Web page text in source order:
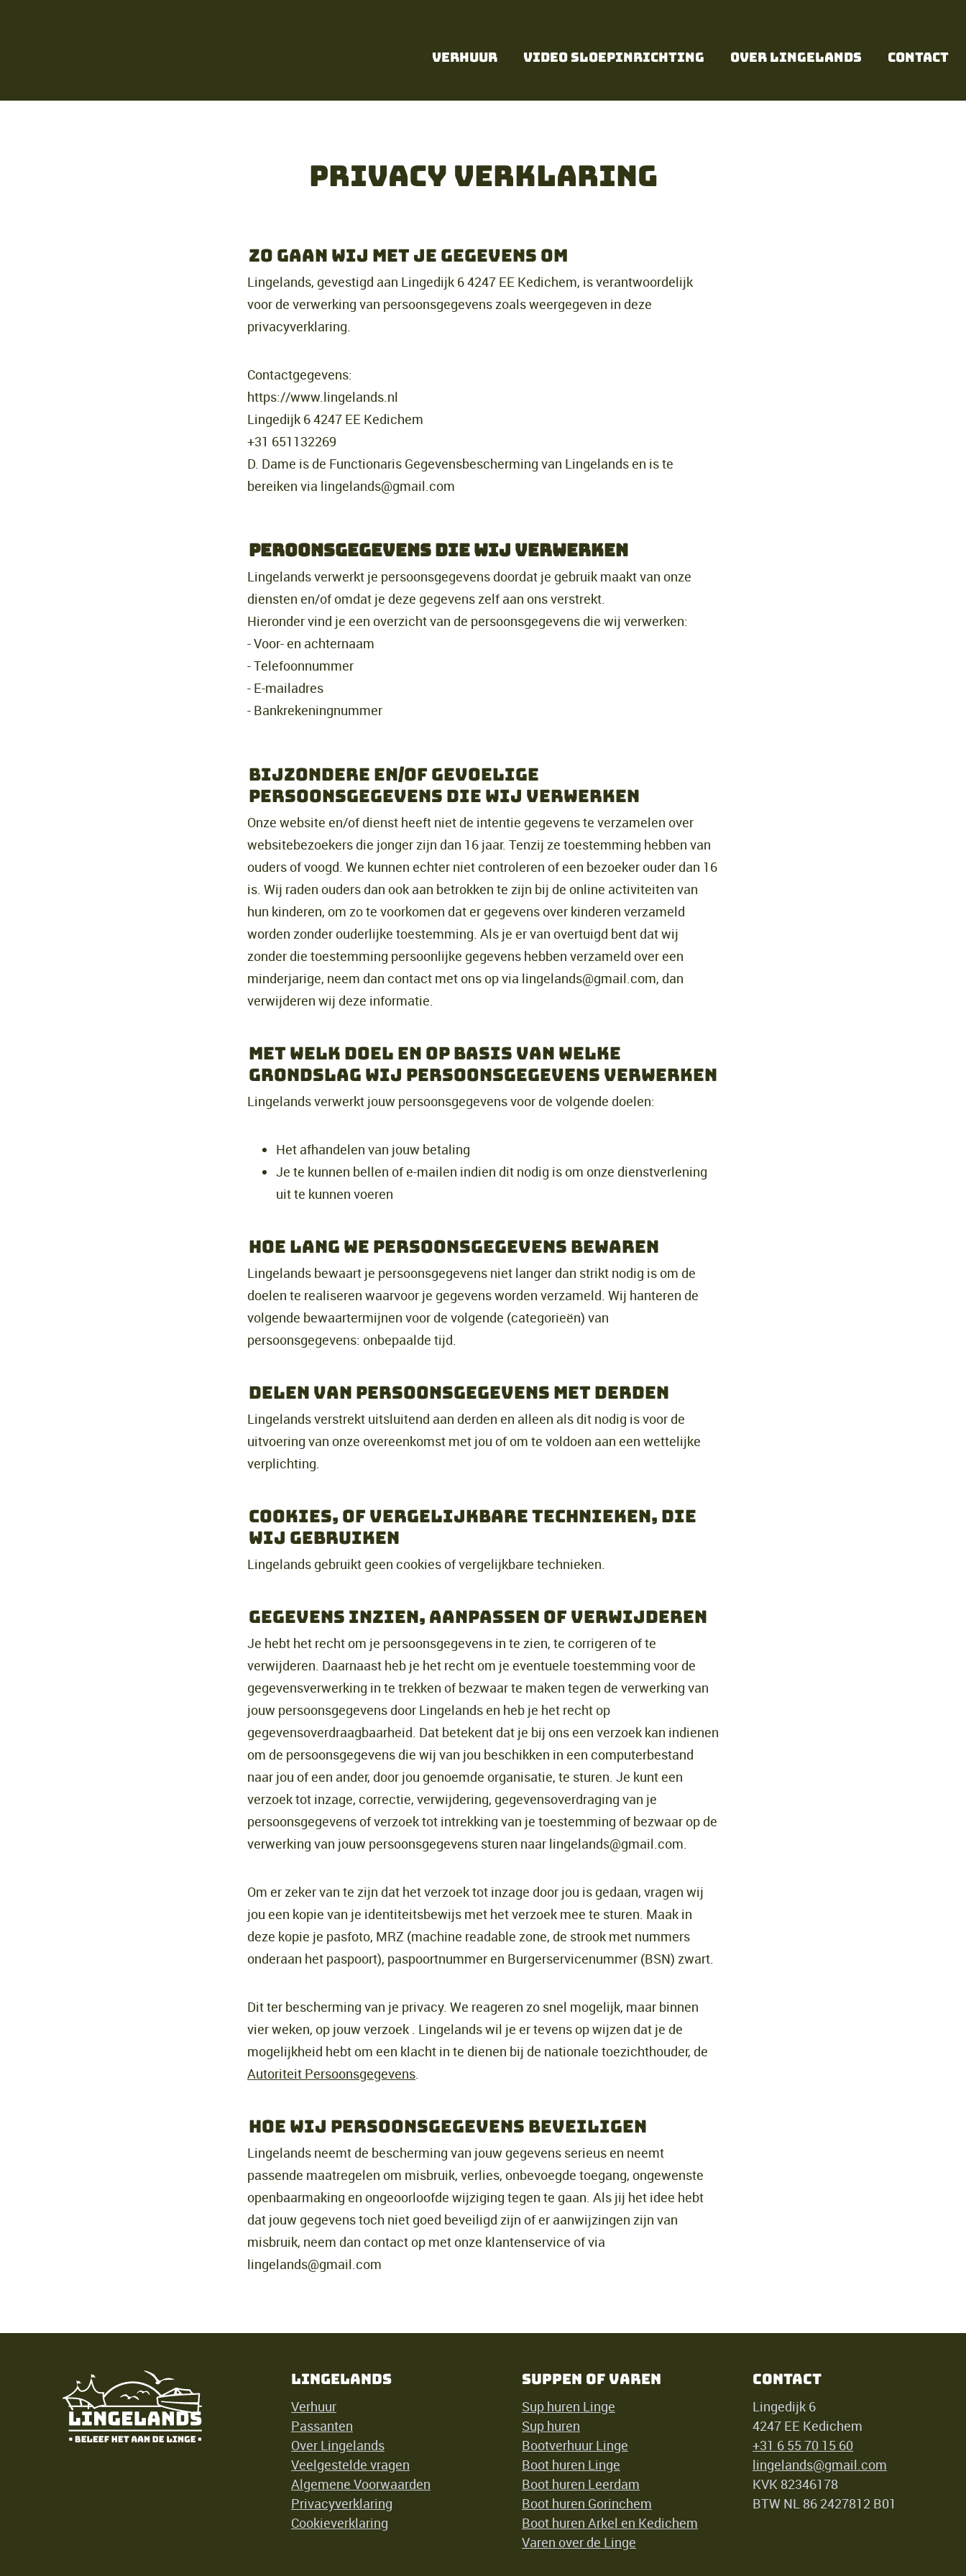
Verhuur video sloepinrichting Over Lingelands Contact
Privacy verklaring
Zo gaan wij met je gegevens om
Lingelands, gevestigd aan Lingedijk 6 4247 EE Kedichem, is verantwoordelijk
voor de verwerking van persoonsgegevens zoals weergegeven in deze
privacyverklaring.
Contactgegevens:
https://www.lingelands.nl
Lingedijk 6 4247 EE Kedichem
+31 651132269
D. Dame is de Functionaris Gegevensbescherming van Lingelands en is te
bereiken via lingelands@gmail.com
Peroonsgegevens die wij verwerken
Lingelands verwerkt je persoonsgegevens doordat je gebruik maakt van onze
diensten en/of omdat je deze gegevens zelf aan ons verstrekt.
Hieronder vind je een overzicht van de persoonsgegevens die wij verwerken:
- Voor- en achternaam
- Telefoonnummer
- E-mailadres
- Bankrekeningnummer
Bijzondere en/of gevoelige
persoonsgegevens die wij verwerken
Onze website en/of dienst heeft niet de intentie gegevens te verzamelen over
websitebezoekers die jonger zijn dan 16 jaar. Tenzij ze toestemming hebben van
ouders of voogd. We kunnen echter niet controleren of een bezoeker ouder dan 16
is. Wij raden ouders dan ook aan betrokken te zijn bij de online activiteiten van
hun kinderen, om zo te voorkomen dat er gegevens over kinderen verzameld
worden zonder ouderlijke toestemming. Als je er van overtuigd bent dat wij
zonder die toestemming persoonlijke gegevens hebben verzameld over een
minderjarige, neem dan contact met ons op via lingelands@gmail.com, dan
verwijderen wij deze informatie.
Met welk doel en op basis van welke
grondslag wij persoonsgegevens verwerken
Lingelands verwerkt jouw persoonsgegevens voor de volgende doelen:
Het afhandelen van jouw betaling
Je te kunnen bellen of e-mailen indien dit nodig is om onze dienstverlening
uit te kunnen voeren
Hoe lang we persoonsgegevens bewaren
Lingelands bewaart je persoonsgegevens niet langer dan strikt nodig is om de
doelen te realiseren waarvoor je gegevens worden verzameld. Wij hanteren de
volgende bewaartermijnen voor de volgende (categorieën) van
persoonsgegevens: onbepaalde tijd.
Delen van persoonsgegevens met derden
Lingelands verstrekt uitsluitend aan derden en alleen als dit nodig is voor de
uitvoering van onze overeenkomst met jou of om te voldoen aan een wettelijke
verplichting.
Cookies, of vergelijkbare technieken, die
wij gebruiken
Lingelands gebruikt geen cookies of vergelijkbare technieken.
Gegevens inzien, aanpassen of verwijderen
Je hebt het recht om je persoonsgegevens in te zien, te corrigeren of te
verwijderen. Daarnaast heb je het recht om je eventuele toestemming voor de
gegevensverwerking in te trekken of bezwaar te maken tegen de verwerking van
jouw persoonsgegevens door Lingelands en heb je het recht op
gegevensoverdraagbaarheid. Dat betekent dat je bij ons een verzoek kan indienen
om de persoonsgegevens die wij van jou beschikken in een computerbestand
naar jou of een ander, door jou genoemde organisatie, te sturen. Je kunt een
verzoek tot inzage, correctie, verwijdering, gegevensoverdraging van je
persoonsgegevens of verzoek tot intrekking van je toestemming of bezwaar op de
verwerking van jouw persoonsgegevens sturen naar lingelands@gmail.com.
Om er zeker van te zijn dat het verzoek tot inzage door jou is gedaan, vragen wij
jou een kopie van je identiteitsbewijs met het verzoek mee te sturen. Maak in
deze kopie je pasfoto, MRZ (machine readable zone, de strook met nummers
onderaan het paspoort), paspoortnummer en Burgerservicenummer (BSN) zwart.
Dit ter bescherming van je privacy. We reageren zo snel mogelijk, maar binnen
vier weken, op jouw verzoek . Lingelands wil je er tevens op wijzen dat je de
mogelijkheid hebt om een klacht in te dienen bij de nationale toezichthouder, de
Autoriteit Persoonsgegevens.
Hoe wij persoonsgegevens beveiligen
Lingelands neemt de bescherming van jouw gegevens serieus en neemt
passende maatregelen om misbruik, verlies, onbevoegde toegang, ongewenste
openbaarmaking en ongeoorloofde wijziging tegen te gaan. Als jij het idee hebt
dat jouw gegevens toch niet goed beveiligd zijn of er aanwijzingen zijn van
misbruik, neem dan contact op met onze klantenservice of via
lingelands@gmail.com
Lingelands
Verhuur
Passanten
Over Lingelands
Veelgestelde vragen
Algemene Voorwaarden
Privacyverklaring
Cookieverklaring
Suppen of varen
Sup huren Linge
Sup huren
Bootverhuur Linge
Boot huren Linge
Boot huren Leerdam
Boot huren Gorinchem
Boot huren Arkel en Kedichem
Varen over de Linge
Contact
Lingedijk 6
4247 EE Kedichem
+31 6 55 70 15 60
lingelands@gmail.com
KVK 82346178
BTW NL 86 2427812 B01